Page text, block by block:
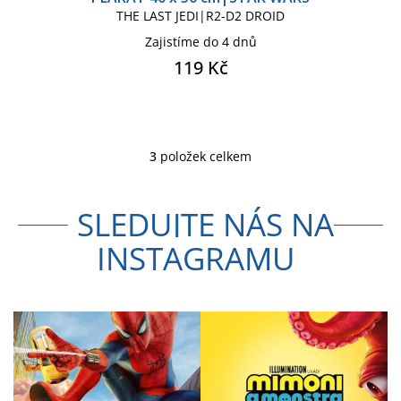
THE LAST JEDI|R2-D2 DROID
Zajistíme do 4 dnů
119 Kč
O
á
d
a
c
r
k
y
v
3 položek celkem
SLEDUJTE NÁS NA
INSTAGRAMU